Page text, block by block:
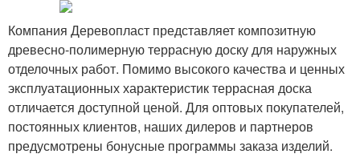
Компания Деревопласт представляет композитную
древесно-полимерную террасную доску для наружных
отделочных работ. Помимо высокого качества и ценных
эксплуатационных характеристик террасная доска
отличается доступной ценой. Для оптовых покупателей,
постоянных клиентов, наших дилеров и партнеров
предусмотрены бонусные программы заказа изделий.